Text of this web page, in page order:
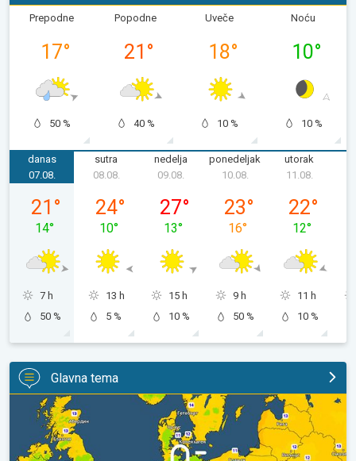
Prepodne
17°
50 %
Popodne
21 °
40 %
Uveče
18°
10 %
Noću
10°
10 %
danas
petak, 07. 08.
07.08.
21 °
14°
7 h
50 %
sutra
08.08.
24°
10°
13 h
5 %
nedelja
09.08.
27°
13°
15 h
10 %
ponedeljak
10.08.
23°
16°
9 h
50 %
utorak
11.08.
22°
12°
11 h
10 %
Glavna tema
Predah od vrućina u delu Evrope. Prijatno sveže noći. . .